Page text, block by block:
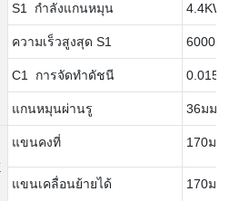
S1 กำลังแกนหมุน 4.4KW
ความเร็วสูงสุด S1 6000รอ
C1 การจัดทำดัชนี 0.015°
แกนหมุนผ่านรู 36มม.
แขนคงที่ 170มม.
แขนเคลื่อนย้ายได้ 170มม.